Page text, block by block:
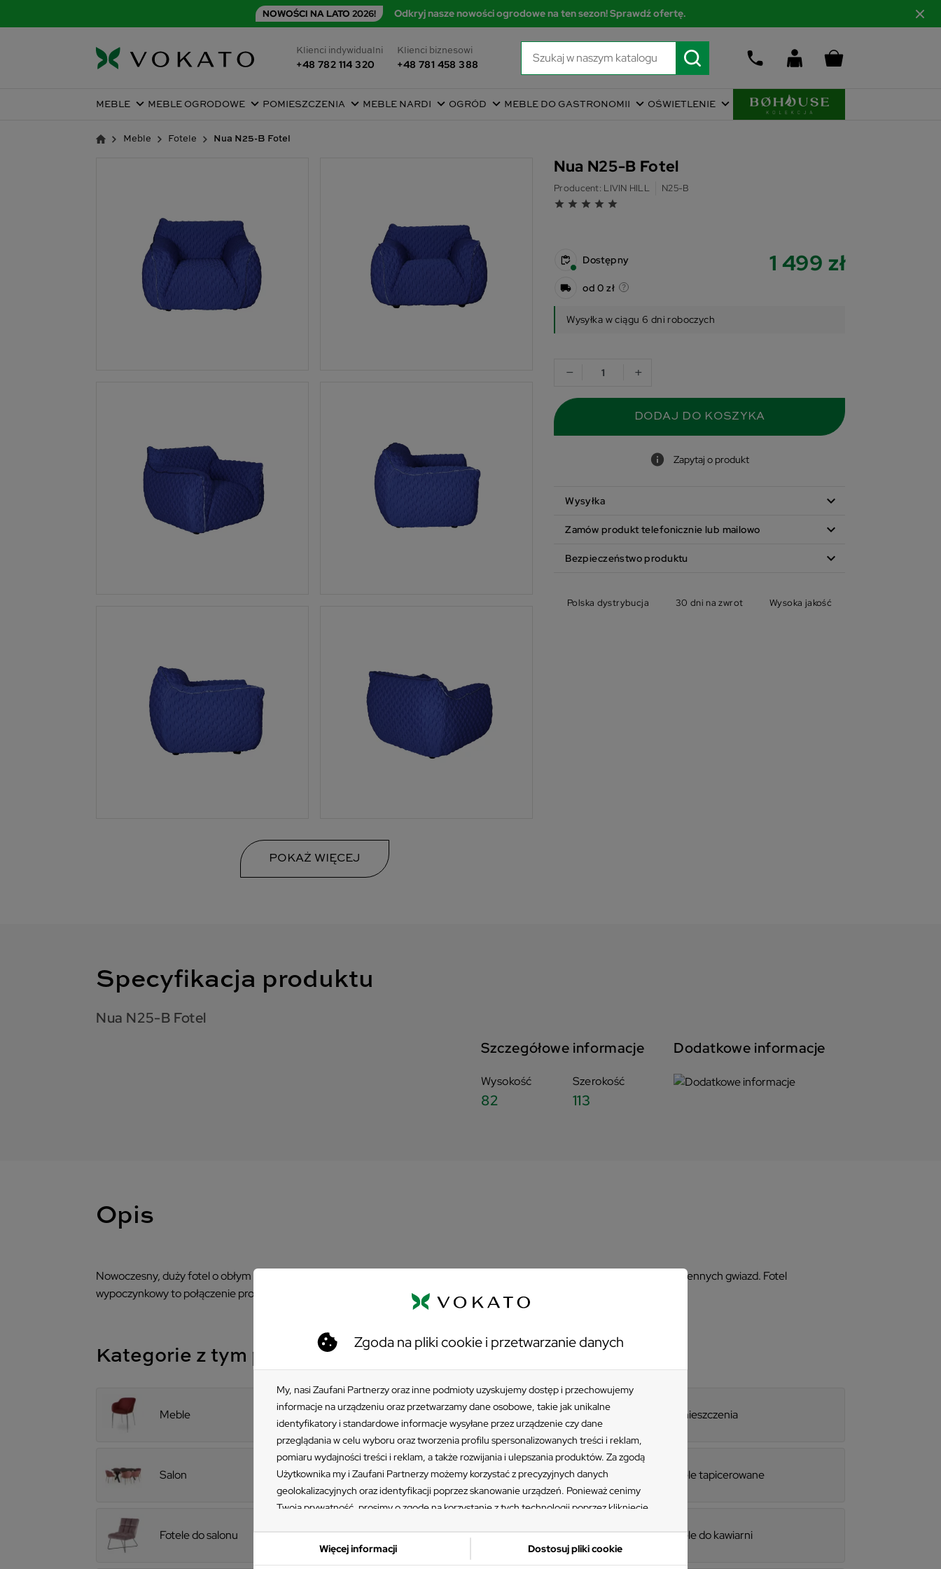
NOWOŚCI NA LATO 2026! Odkryj nasze nowości ogrodowe na ten sezon! Sprawdź ofertę.
Klienci indywidualni
+48 782 114 320
Klienci biznesowi
+48 781 458 388
Zgoda na pliki cookie i przetwarzanie danych
My, nasi Zaufani Partnerzy oraz inne podmioty uzyskujemy dostęp i przechowujemy
informacje na urządzeniu oraz przetwarzamy dane osobowe, takie jak unikalne
identyfikatory i standardowe informacje wysyłane przez urządzenie czy dane
przeglądania w celu wyboru oraz tworzenia profilu spersonalizowanych treści i reklam,
pomiaru wydajności treści i reklam, a także rozwijania i ulepszania produktów. Za zgodą
Użytkownika my i Zaufani Partnerzy możemy korzystać z precyzyjnych danych
geolokalizacyjnych oraz identyfikacji poprzez skanowanie urządzeń. Ponieważ cenimy
Twoją prywatność, prosimy o zgodę na korzystanie z tych technologii poprzez kliknięcie
ustawień prywatności znajdujący się w lewym dolnym rogu strony. Niektóre rodzaje
przetwarzania danych nie wymagają zgody użytkownika, ale masz prawo sprzeciwić się
Więcej informacji Dostosuj pliki cookie
MEBLE MEBLE OGRODOWE POMIESZCZENIA MEBLE NARDI OGRÓD MEBLE DO GASTRONOMII OŚWIETLENIE
Meble Fotele Nua N25-B Fotel
POKAŻ WIĘCEJ
Nua N25-B Fotel
Producent: LIVIN HILL N25-B
grade grade grade grade grade
Dostępny
od 0 zł
1 499 zł
Wysyłka w ciągu 6 dni roboczych
− +
DODAJ DO KOSZYKA
Zapytaj o produkt
Wysyłka expand_more
Zamów produkt telefonicznie lub mailowo expand_more
Bezpieczeństwo produktu expand_more
Polska dystrybucja 30 dni na zwrot Wysoka jakość
Specyfikacja produktu
Nua N25-B Fotel
Szczegółowe informacje
Wysokość
82
Szerokość
113
Dodatkowe informacje
Opis
Nowoczesny, duży fotel o obłym kształcie. Elastyczna tkanina w kolorze chabrowym posiada pikowania na kształt czteroramiennych gwiazd. Fotel
wypoczynkowy to połączenie prostej formy z miękkim wypełnieniem z gąbki i oryginalną strukturą materiału.
Kategorie z tym produktem
Meble Meble do gastronomii Pomieszczenia
Salon Fotele Fotele tapicerowane
Fotele do salonu Meble do kawiarni Fotele do kawiarni